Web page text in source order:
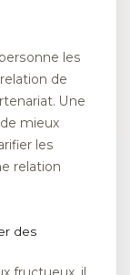
les
de
Une
mieux
les
relation
des